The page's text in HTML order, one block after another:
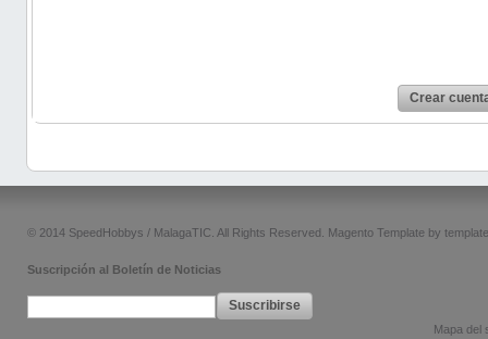
Crear
© 2014 SpeedHobbys / MalagaTIC. All Rights Reserved. Magento Template by
Suscripción al Boletín de Noticias
Suscribirse
Mapa del